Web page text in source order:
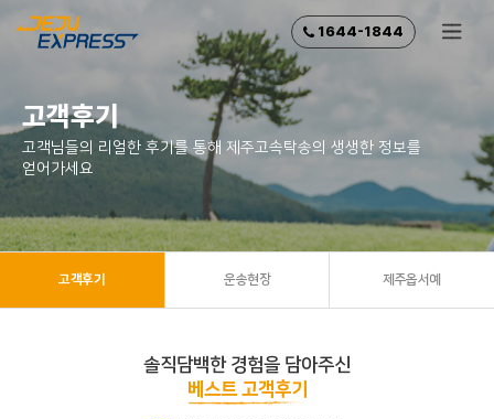
1644-1844
고객후기
고객님들의 리얼한 후기를 통해 제주고속탁송의 생생한 정보를
얻어가세요
고객후기 운송현장 제주옵서예
솔직담백한 경험을 담아주신
베스트 고객후기